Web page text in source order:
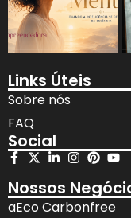
Links Úteis
Sobre nós
FAQ
Social
Nossos
aEco Carbonfree